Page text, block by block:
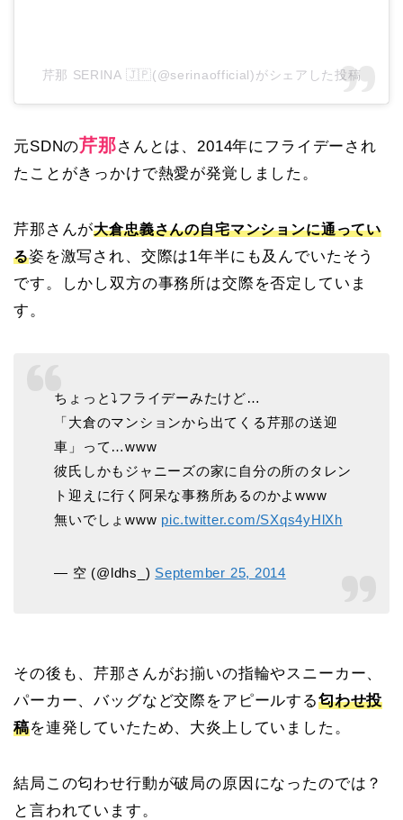
芹那 SERINA 🇯🇵(@serinaofficial)がシェアした投稿
元SDNの芹那さんとは、2014年にフライデーされ
たことがきっかけで熱愛が発覚しました。
芹那さんが大倉忠義さんの自宅マンションに通ってい
る姿を激写され、交際は1年半にも及んでいたそう
です。しかし双方の事務所は交際を否定していま
す。
ちょっと⤵︎フライデーみたけど…
「大倉のマンションから出てくる芹那の送迎
車」って…www
彼氏しかもジャニーズの家に自分の所のタレン
ト迎えに行く阿呆な事務所あるのかよwww
無いでしょwww pic.twitter.com/SXqs4yHlXh
— 空 (@ldhs_) September 25, 2014
その後も、芹那さんがお揃いの指輪やスニーカー、
パーカー、バッグなど交際をアピールする匂わせ投
稿を連発していたため、大炎上していました。
結局この匂わせ行動が破局の原因になったのでは？
と言われています。